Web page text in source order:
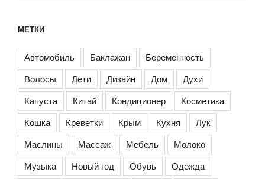
МЕТКИ
Автомобиль Баклажан
Беременность
Волосы
Дети Дизайн Дом
Духи
Капуста
Китай Кондиционер
Косметика
Кошка
Креветки Крым Кухня
Лук
Маслины
Массаж Мебель
Молоко
Музыка
Новый год Обувь
Одежда